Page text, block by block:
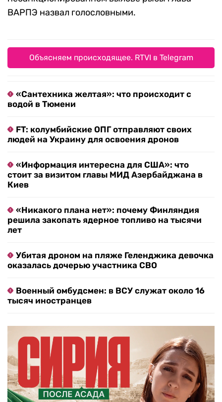
ВАРПЭ назвал голословными.
Объясняем происходящее. RTVI в Telegram
«Сантехника желтая»: что происходит с
водой в Тюмени
FT: колумбийские ОПГ отправляют своих
людей на Украину для освоения дронов
«Информация интересна для США»: что
стоит за визитом главы МИД Азербайджана в
Киев
«Никакого плана нет»: почему Финляндия
решила закопать ядерное топливо на тысячи
лет
Убитая дроном на пляже Геленджика девочка
оказалась дочерью участника СВО
Военный омбудсмен: в ВСУ служат около 16
тысяч иностранцев